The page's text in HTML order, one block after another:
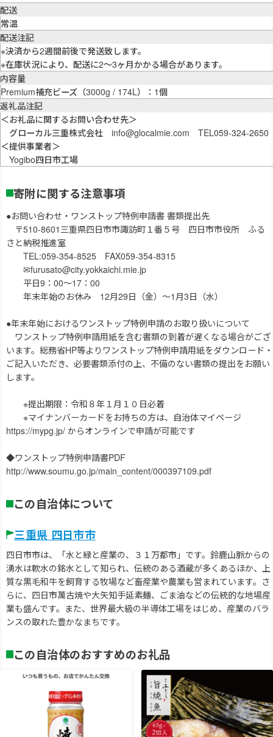
配送
常温
配送注記
※決済から2週間前後で発送致します。
※在庫状況により、配送に2～3ヶ月かかる場合があります。
内容量
Premium補充ビーズ（3000g / 174L）：1個
返礼品注記
＜お礼品に関するお問い合わせ先＞
グローカル三重株式会社 info@glocalmie.com TEL059-324-2650
＜提供事業者＞
Yogibo四日市工場
寄附に関する注意事項
●お問い合わせ・ワンストップ特例申請書 書類提出先
〒510-8601三重県四日市市諏訪町１番５号 四日市市役所 ふる
さと納税推進室
TEL:059-354-8525 FAX059-354-8315
✉furusato@city.yokkaichi.mie.jp
平日9：00～17：00
年末年始のお休み 12月29日（金）～1月3日（水）
●年末年始におけるワンストップ特例申請のお取り扱いについて
ワンストップ特例申請用紙を含む書類の到着が遅くなる場合がござ
います。総務省HP等よりワンストップ特例申請用紙をダウンロード・
ご記入いただき、必要書類添付の上、不備のない書類の提出をお願い
します。
※提出期限：令和８年１月１０日必着
※マイナンバーカードをお持ちの方は、自治体マイページ
https://mypg.jp/ からオンラインで申請が可能です
◆ワンストップ特例申請書PDF
http://www.soumu.go.jp/main_content/000397109.pdf
この自治体について
三重県 四日市市
四日市市は、「水と緑と産業の、３１万都市」です。鈴鹿山脈からの
湧水は軟水の銘水として知られ、伝統のある酒蔵が多くあるほか、上
質な黒毛和牛を飼育する牧場など畜産業や農業も営まれています。さ
らに、四日市萬古焼や大矢知手延素麺、ごま油などの伝統的な地場産
業も盛んです。また、世界最大級の半導体工場をはじめ、産業のバラ
ンスの取れた豊かなまちです。
この自治体のおすすめのお礼品